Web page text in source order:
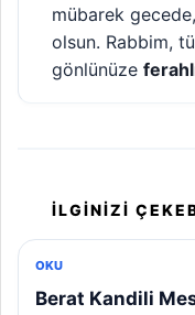
mübarek
olsun. Rabbim,
gönlünüze
İLGINIZI
OKU
Berat Kandili